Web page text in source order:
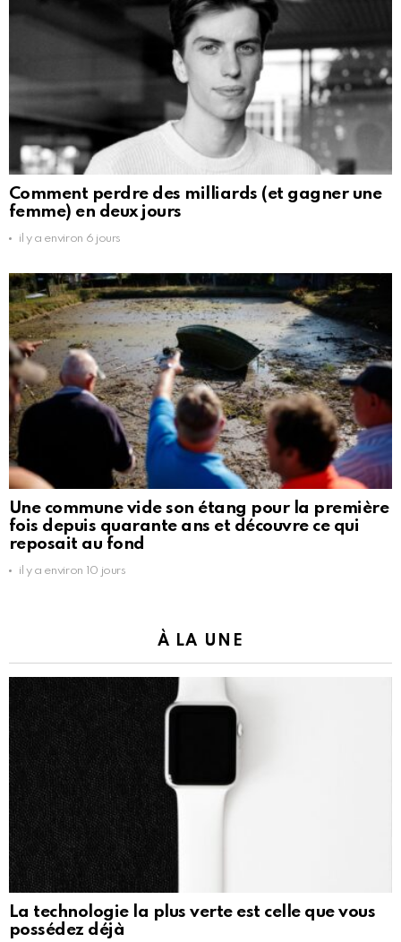
Comment perdre des milliards (et gagner une
femme) en deux jours
il y a environ 6 jours
Une commune vide son étang pour la première
fois depuis quarante ans et découvre ce qui
reposait au fond
il y a environ 10 jours
À LA UNE
La technologie la plus verte est celle que vous
possédez déjà